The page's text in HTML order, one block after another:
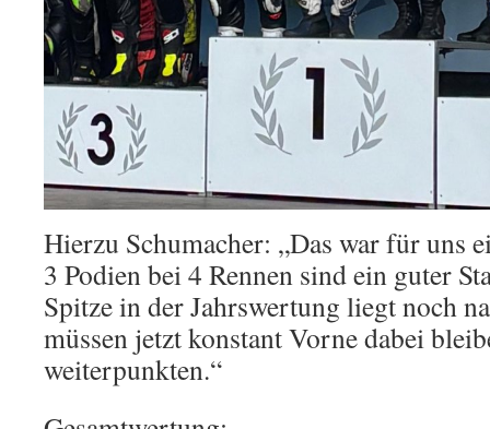
Hierzu Schumacher: „Das war für uns
3 Podien bei 4 Rennen sind ein guter
Spitze in der Jahrswertung liegt noch
müssen jetzt konstant Vorne dabei
weiterpunkten.“